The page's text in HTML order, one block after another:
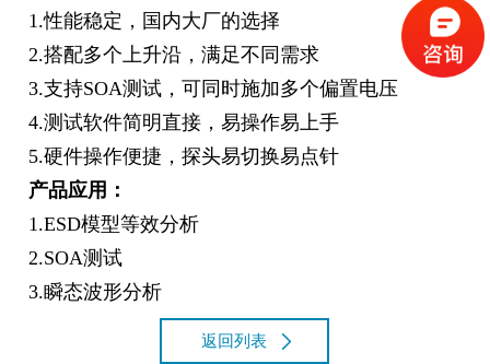
1.性能稳定，国内大厂的选择
2.搭配多个上升沿，满足不同需求
3.支持SOA测试，可同时施加多个偏置电压
4.测试软件简明直接，易操作易上手
5.硬件操作便捷，探头易切换易点针
产品应用：
1.ESD模型等效分析
2.SOA测试
3.瞬态波形分析
返回列表